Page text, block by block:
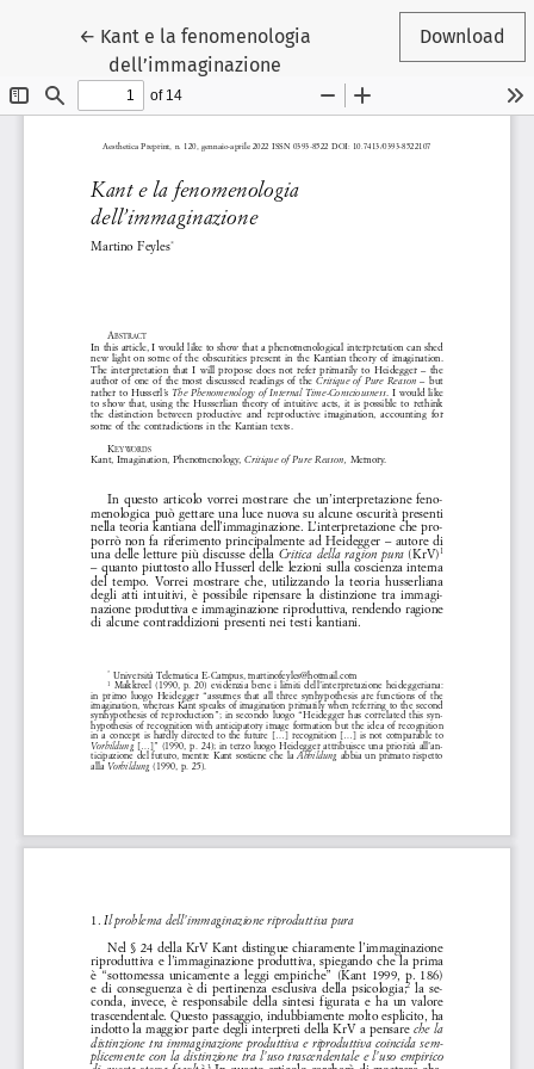
← Return to Article Details
Kant e la fenomenologia
dell’immaginazione
Download